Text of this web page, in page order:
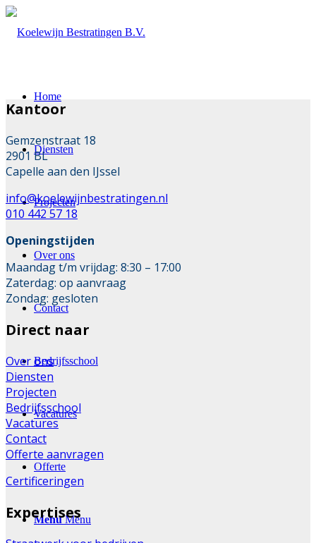
Home
Diensten
Projecten
Over ons
Contact
Bedrijfsschool
Vacatures
Offerte
Menu Menu
Kantoor
Gemzenstraat 18
2901 BL
Capelle aan den IJssel
info@koelewijnbestratingen.nl
010 442 57 18
Openingstijden
Maandag t/m vrijdag: 8:30 – 17:00
Zaterdag: op aanvraag
Zondag: gesloten
Direct naar
Over ons
Diensten
Projecten
Bedrijfsschool
Vacatures
Contact
Offerte aanvragen
Certificeringen
Expertises